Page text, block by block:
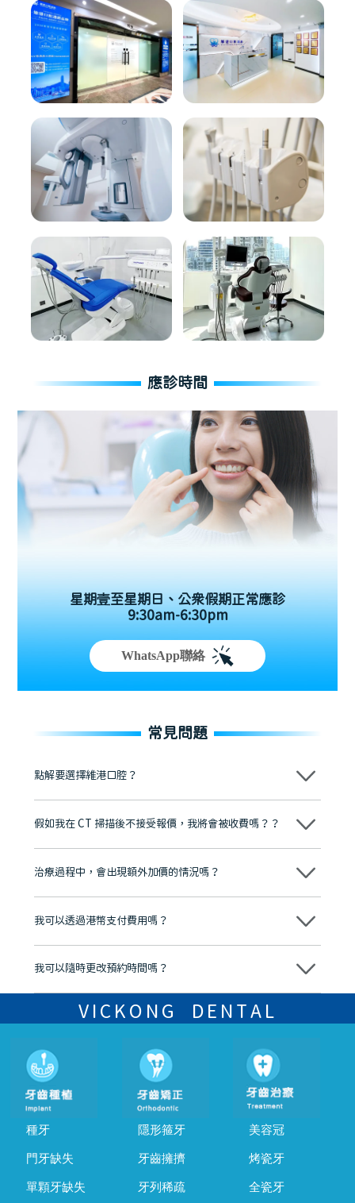
應診時間
星期壹至星期日、公眾假期正常應診
9:30am-6:30pm
WhatsApp聯絡
常見問題
點解要選擇維港口腔？
維港口腔踐行「醫道濟世」的大學校訓，各分院匯聚來自香港、內地的
牌」、「2025香港企業領袖品牌」，是諾貝爾種植系統全球放心植牙中
至今已服務超過三十個國家和地區的顧客，受到粵港澳大灣區及周邊城
市市民極高的口碑評價及信任推薦 珠海、深圳設有八大分院，香港亦設
有咨詢及服務保障中心，有任何問題都可以隨時預約免費咨詢，讓人十
假如我在 CT 掃描後不接受報價，我將會被收費嗎？？
不會！只要未開始實際服務之前，你不會被收取任何費用。
治療過程中，會出現額外加價的情況嗎？
不會，治療前我們會詳細說明治療方案及對應的價錢，顧客同意並簽字
我可以透過港幣支付費用嗎？
可以。維港口腔會按照當日匯率轉算收取費用，而匯率會及時告知客人
我可以隨時更改預約時間嗎？
可以，請盡早通過wechat或whatsapp聯絡我們，告知我們你原本預約
的時間及資料，並且重新預約的日期及時段
VICKONG DENTAL
種牙
門牙缺失
單顆牙缺失
隱形箍牙
牙齒擁擠
牙列稀疏
美容冠
烤瓷牙
全瓷牙